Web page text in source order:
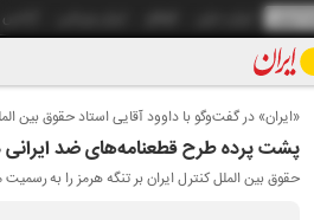
ویژه نامه ها آرشیو سازمان آگهی‌ها دستیار
«ایران» در گفت‌وگو با داوود آقایی استاد حقوق بین
پشت پرده طرح قطعنامه‌های ضد ایرانی
حقوق بین الملل کنترل ایران بر تنگه هرمز را به
شماره نه هزار و